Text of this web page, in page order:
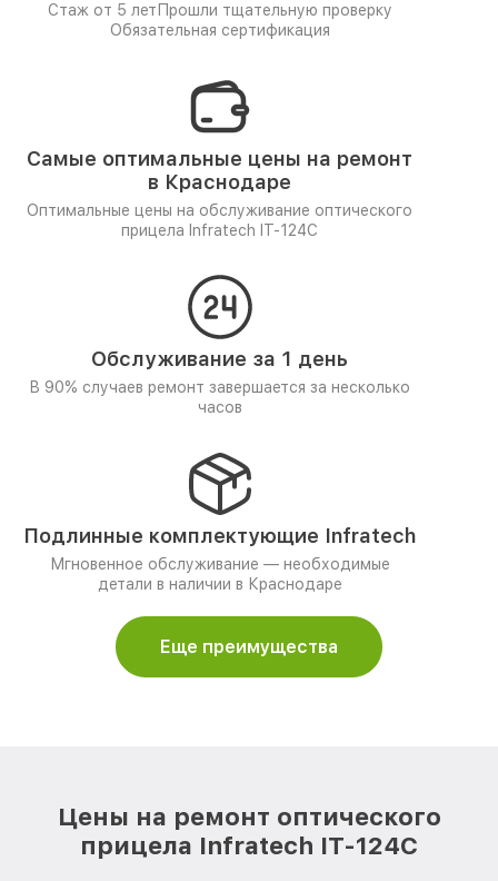
Стаж от 5 лет Прошли тщательную проверку
Обязательная сертификация
Самые оптимальные цены на ремонт
в Краснодаре
Оптимальные цены на обслуживание оптического
прицела Infratech IT-124C
Обслуживание за 1 день
В 90% случаев ремонт завершается за несколько
часов
Подлинные комплектующие Infratech
Мгновенное обслуживание — необходимые
детали в наличии в Краснодаре
Еще преимущества
Цены на ремонт оптического
прицела Infratech IT-124C